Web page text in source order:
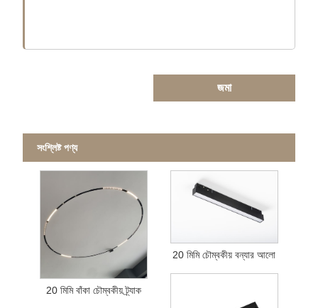
জমা
সংশ্লিষ্ট পণ্য
20 মিমি বাঁকা চৌম্বকীয় ট্র্যাক
20 মিমি চৌম্বকীয় বন্যার আলো